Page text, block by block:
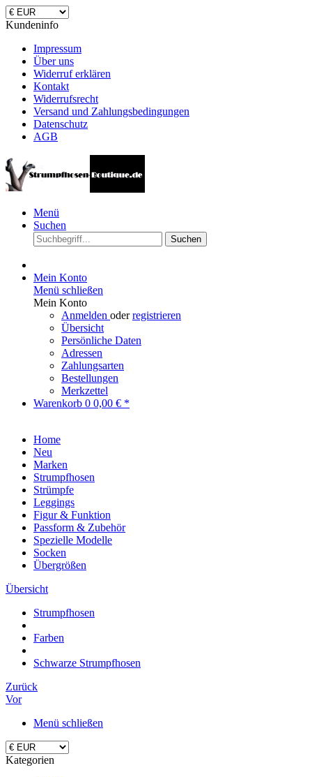
Kundeninfo
Impressum
Über uns
Widerruf erklären
Kontakt
Widerrufsrecht
Versand und Zahlungsbedingungen
Datenschutz
AGB
Menü
Suchen
Suchen
Mein Konto
Menü schließen
Mein Konto
Anmelden oderregistrieren
Übersicht
Persönliche Daten
Adressen
Zahlungsarten
Bestellungen
Merkzettel
Warenkorb 0 0,00 € *
Home
Neu
Marken
Strumpfhosen
Strümpfe
Leggings
Figur & Funktion
Passform & Zubehör
Spezielle Modelle
Socken
Übergrößen
Übersicht
Strumpfhosen
Farben
Schwarze Strumpfhosen
Zurück
Vor
Menü schließen
Kategorien